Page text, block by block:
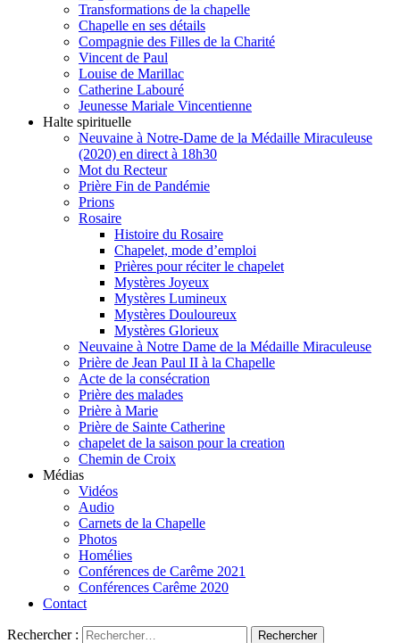
Transformations de la chapelle
Chapelle en ses détails
Compagnie des Filles de la Charité
Vincent de Paul
Louise de Marillac
Catherine Labouré
Jeunesse Mariale Vincentienne
Halte spirituelle
Neuvaine à Notre-Dame de la Médaille Miraculeuse
(2020) en direct à 18h30
Mot du Recteur
Prière Fin de Pandémie
Prions
Rosaire
Histoire du Rosaire
Chapelet, mode d’emploi
Prières pour réciter le chapelet
Mystères Joyeux
Mystères Lumineux
Mystères Douloureux
Mystères Glorieux
Neuvaine à Notre Dame de la Médaille Miraculeuse
Prière de Jean Paul II à la Chapelle
Acte de la consécration
Prière des malades
Prière à Marie
Prière de Sainte Catherine
chapelet de la saison pour la creation
Chemin de Croix
Médias
Vidéos
Audio
Carnets de la Chapelle
Photos
Homélies
Conférences de Carême 2021
Conférences Carême 2020
Contact
Rechercher :